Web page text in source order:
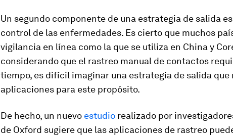
Un segundo componente de una estrategia de salida
control de las enfermedades. Es cierto que muchos
vigilancia en línea como la que se utiliza en China y
considerando que el rastreo manual de contactos
tiempo, es difícil imaginar una estrategia de salida que
aplicaciones para este propósito.
De hecho, un nuevo estudio realizado por
de Oxford sugiere que las aplicaciones de rastreo